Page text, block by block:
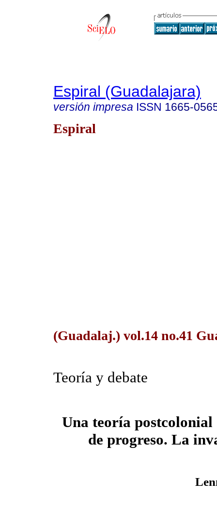
Espiral (Guadalajara)
versión impresa ISSN 1665-
Espiral
(Guadalaj.) vol.14 no.41
Teoría y debate
Una teoría
de progreso. La